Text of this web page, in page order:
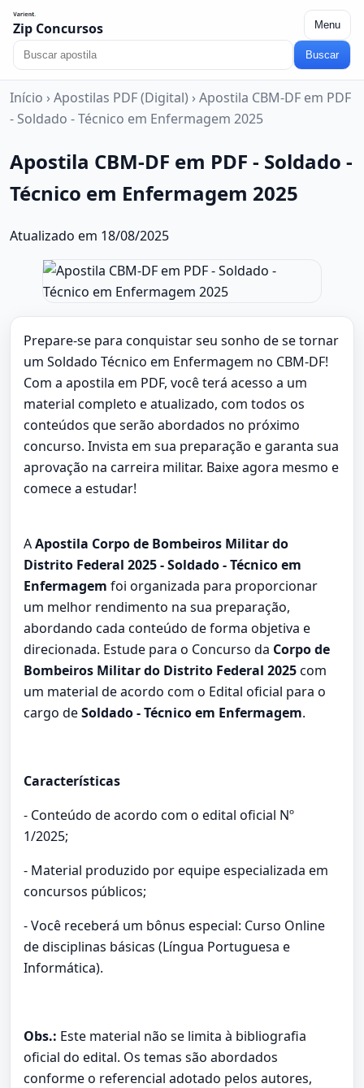
Zip Concursos Menu
Buscar
Início › Apostilas PDF (Digital) › Apostila CBM-DF em PDF
- Soldado - Técnico em Enfermagem 2025
Apostila CBM-DF em PDF - Soldado -
Técnico em Enfermagem 2025
Atualizado em 18/08/2025
Prepare-se para conquistar seu sonho de se tornar
um Soldado Técnico em Enfermagem no CBM-DF!
Com a apostila em PDF, você terá acesso a um
material completo e atualizado, com todos os
conteúdos que serão abordados no próximo
concurso. Invista em sua preparação e garanta sua
aprovação na carreira militar. Baixe agora mesmo e
comece a estudar!
AApostila Corpo de Bombeiros Militar do
Distrito Federal 2025 - Soldado - Técnico em
Enfermagem foi organizada para proporcionar
um melhor rendimento na sua preparação,
abordando cada conteúdo de forma objetiva e
direcionada. Estude para o Concurso da Corpo de
Bombeiros Militar do Distrito Federal 2025com
um material de acordo com o Edital oficial para o
cargo deSoldado - Técnico em Enfermagem.
Características
- Conteúdo de acordo com o edital oficial Nº
1/2025;
- Material produzido por equipe especializada em
concursos públicos;
- Você receberá um bônus especial: Curso Online
de disciplinas básicas (Língua Portuguesa e
Informática).
Obs.: Este material não se limita à bibliografia
oficial do edital. Os temas são abordados
conforme o referencial adotado pelos autores,